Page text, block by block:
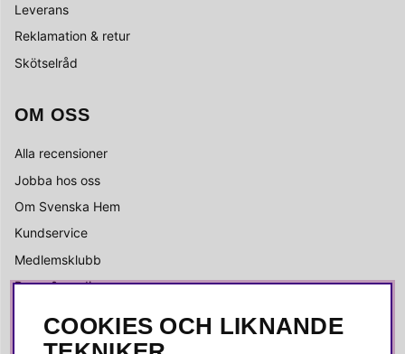
Leverans
Reklamation & retur
Skötselråd
OM OSS
Alla recensioner
Jobba hos oss
Om Svenska Hem
Kundservice
Medlemsklubb
Press & media
SOCIALA MEDIER
COOKIES OCH LIKNANDE